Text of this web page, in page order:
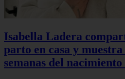
Isabella Ladera
parto en casa y
semanas del